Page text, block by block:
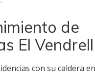
de
El Vendrell
con su caldera